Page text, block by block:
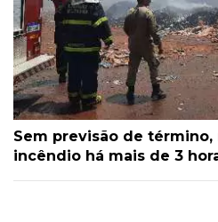
Sem previsão de
incêndio há mais de 3